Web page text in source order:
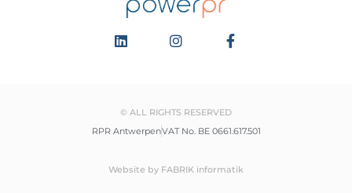
© ALL RIGHTS RESERVED
RPR AntwerpenVAT No. BE 0661.617.501
Website by FABRIK informatik